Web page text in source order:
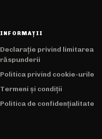
INFORMAȚII
Declarație privind limitarea
răspunderii
Politica privind cookie-urile
Termeni și condiții
Politica de confidențialitate